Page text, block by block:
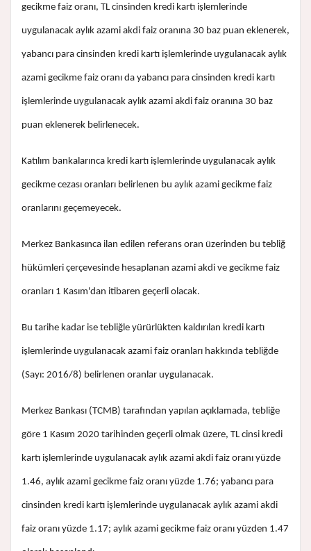
gecikme faiz oranı, TL cinsinden kredi kartı işlemlerinde
uygulanacak aylık azami akdi faiz oranına 30 baz puan eklenerek,
yabancı para cinsinden kredi kartı işlemlerinde uygulanacak aylık
azami gecikme faiz oranı da yabancı para cinsinden kredi kartı
işlemlerinde uygulanacak aylık azami akdi faiz oranına 30 baz
puan eklenerek belirlenecek.
Katılım bankalarınca kredi kartı işlemlerinde uygulanacak aylık
gecikme cezası oranları belirlenen bu aylık azami gecikme faiz
oranlarını geçemeyecek.
Merkez Bankasınca ilan edilen referans oran üzerinden bu tebliğ
hükümleri çerçevesinde hesaplanan azami akdi ve gecikme faiz
oranları 1 Kasım'dan itibaren geçerli olacak.
Bu tarihe kadar ise tebliğle yürürlükten kaldırılan kredi kartı
işlemlerinde uygulanacak azami faiz oranları hakkında tebliğde
(Sayı: 2016/8) belirlenen oranlar uygulanacak.
Merkez Bankası (TCMB) tarafından yapılan açıklamada, tebliğe
göre 1 Kasım 2020 tarihinden geçerli olmak üzere, TL cinsi kredi
kartı işlemlerinde uygulanacak aylık azami akdi faiz oranı yüzde
1.46, aylık azami gecikme faiz oranı yüzde 1.76; yabancı para
cinsinden kredi kartı işlemlerinde uygulanacak aylık azami akdi
faiz oranı yüzde 1.17; aylık azami gecikme faiz oranı yüzden 1.47